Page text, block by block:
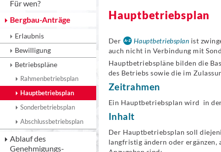
Für wen?
Bergbau-Anträge
Erlaubnis
Bewilligung
Betriebspläne
Rahmenbetriebsplan
Hauptbetriebsplan
Sonderbetriebsplan
Abschlussbetriebsplan
Ablauf des
Genehmigungs­
Hauptbetriebsplan
Der Hauptbetriebsplan ist
auch nicht in Verbindung mit
Hauptbetriebspläne bilden die
des Betriebs sowie die im
Zeitrahmen
Ein Hauptbetriebsplan wird in
Inhalt
Der Hauptbetriebsplan soll
langfristig ändern oder